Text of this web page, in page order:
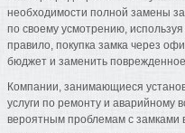
необходимости полной замены
по своему усмотрению,
правило, покупка замка через
бюджет и заменить
Компании, занимающиеся
услуги по ремонту и аварийному
вероятным проблемам с замками